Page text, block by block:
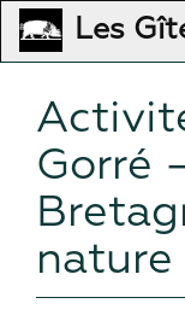
contenu
principal
Les
Gorré
nature